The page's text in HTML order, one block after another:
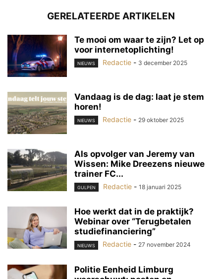
GERELATEERDE ARTIKELEN
Te mooi om waar te zijn? Let op
voor internetoplichting!
NIEUWS Redactie - 3 december 2025
Vandaag is de dag: laat je stem
horen!
NIEUWS Redactie - 29 oktober 2025
Als opvolger van Jeremy van
Wissen: Mike Dreezens nieuwe
trainer FC...
GULPEN Redactie - 18 januari 2025
Hoe werkt dat in de praktijk?
Webinar over “Terugbetalen
studiefinanciering”
NIEUWS Redactie - 27 november 2024
Politie Eenheid Limburg